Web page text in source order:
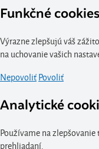
Funkčné cookies
Výrazne zlepšujú váš
na uchovanie vašich
NepovoliťPovoliť
Analytické
Používame na
prehliadaní.